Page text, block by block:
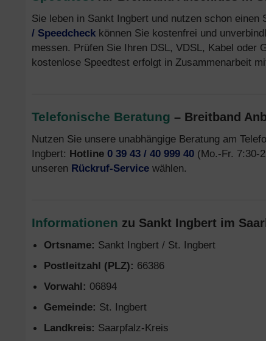
Sie leben in Sankt Ingbert und nutzen schon
/ Speedcheck können Sie kostenfrei und
messen. Prüfen Sie Ihren DSL, VDSL, Kabel oder
kostenlose Speedtest erfolgt in Zusammenarbeit
Telefonische Beratung – Breitband
Nutzen Sie unsere unabhängige Beratung am
Ingbert: Hotline 0 39 43 / 40 999 40 (Mo.-Fr. 7:30-
unseren Rückruf-Service wählen.
Informationen zu Sankt Ingbert im
Ortsname: Sankt Ingbert / St. Ingbert
Postleitzahl (PLZ): 66386
Vorwahl: 06894
Gemeinde: St. Ingbert
Landkreis: Saarpfalz-Kreis